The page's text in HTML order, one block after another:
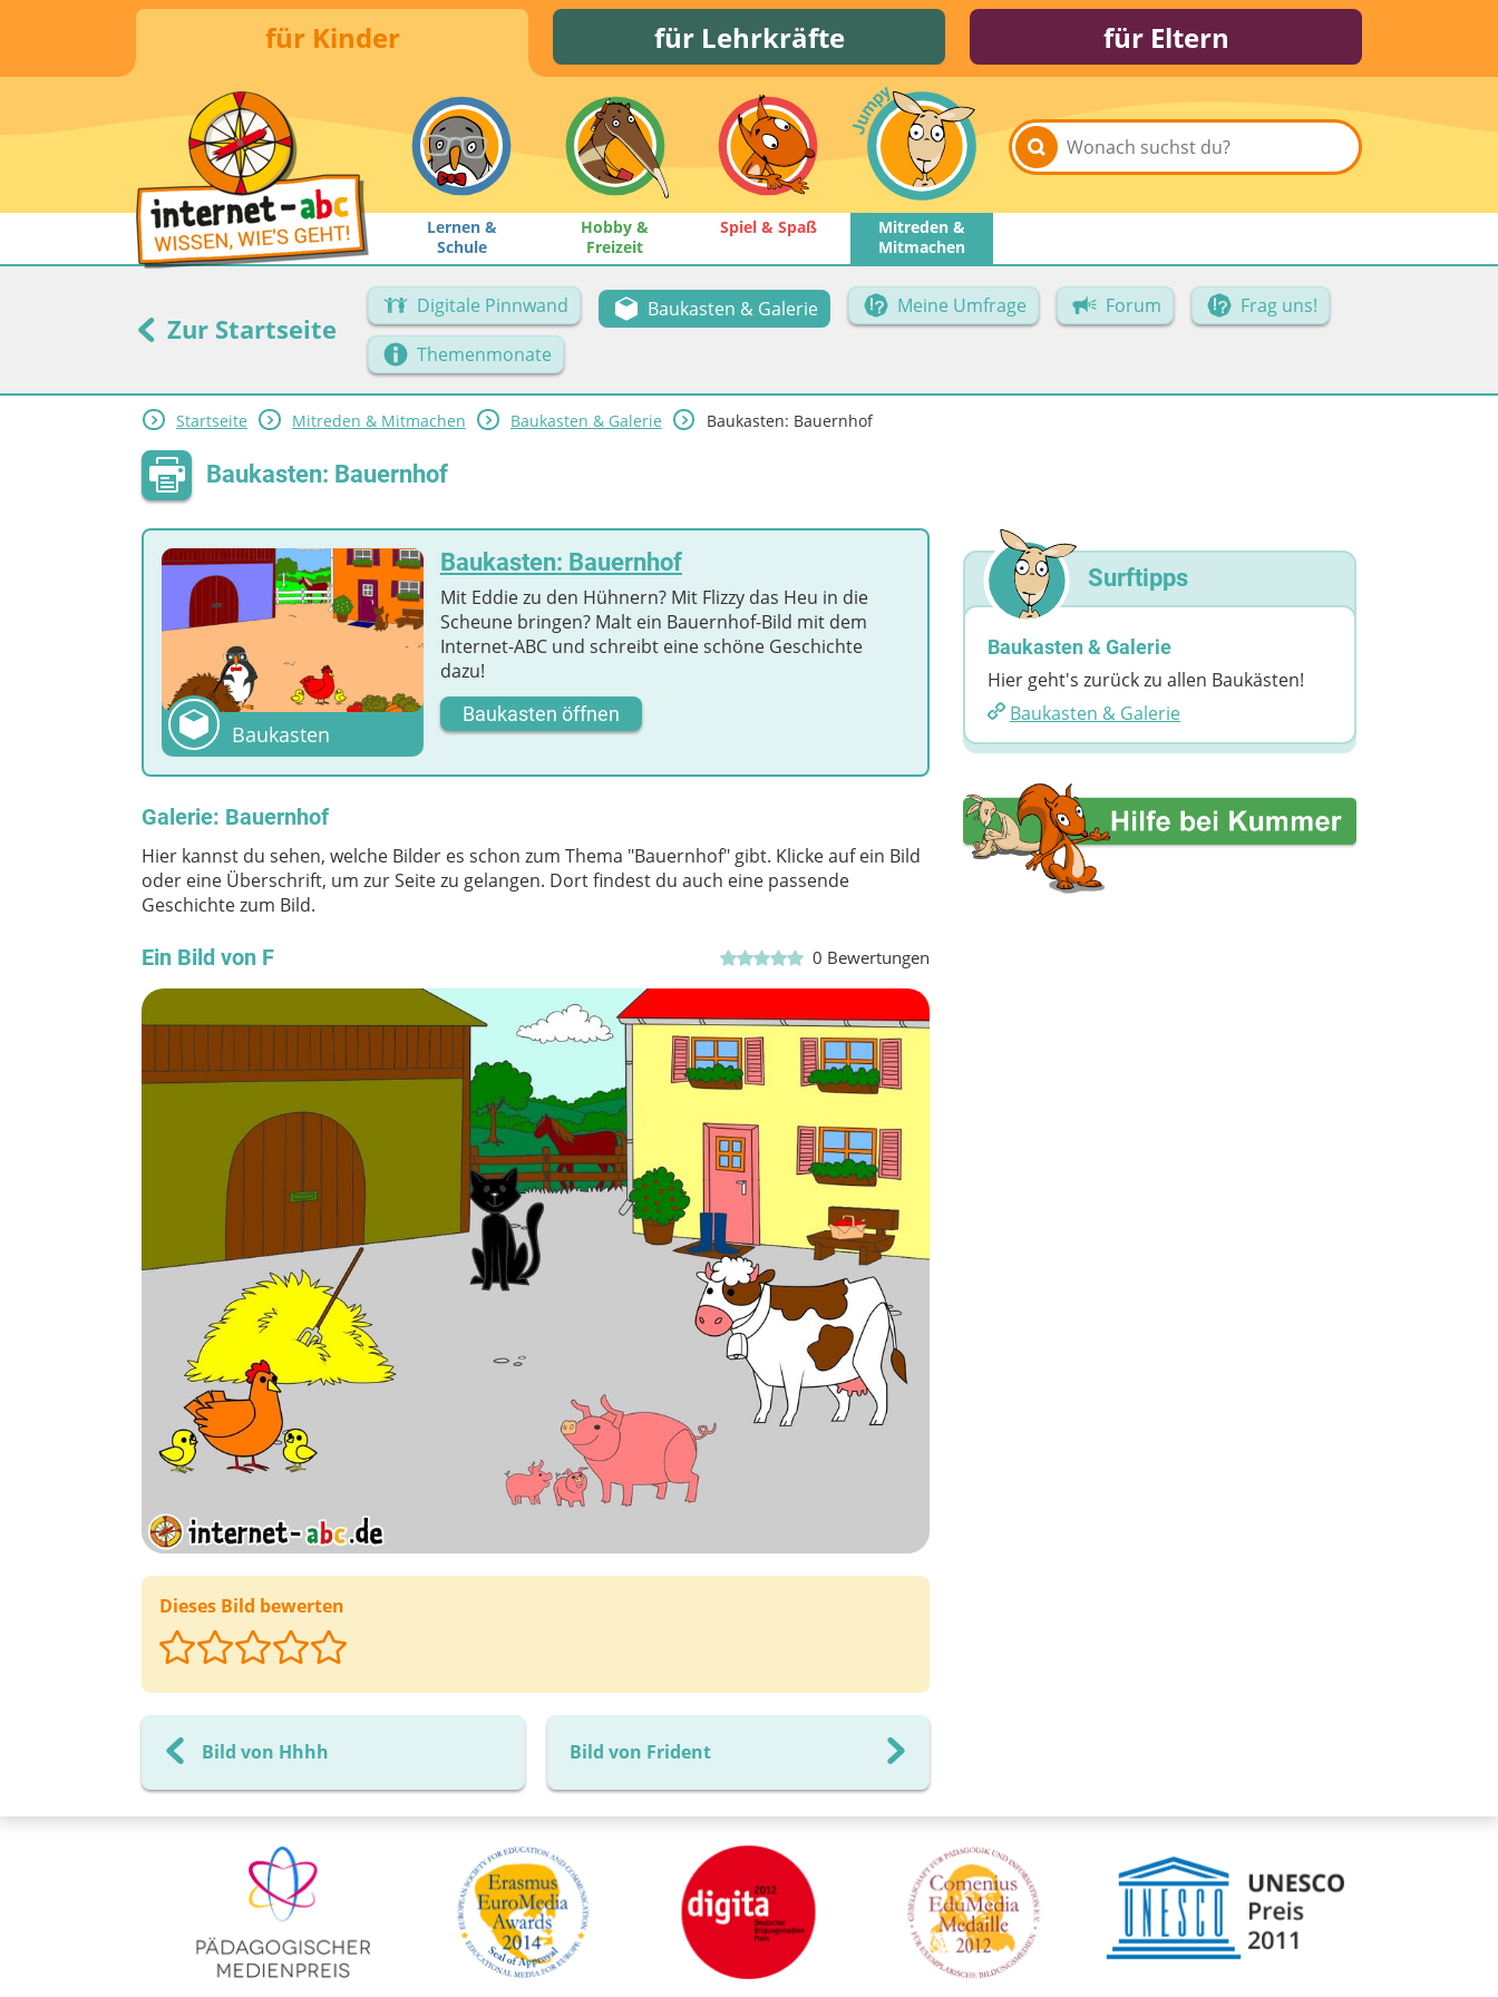
für Kinder für Lehrkräfte für Eltern
Lernen &
Schule
Hobby &
Freizeit
Spiel & Spaß
Mitreden &
Mitmachen
Zur Startseite
Digitale Pinnwand Baukasten & Galerie Meine Umfrage Forum
Frag uns!
Themenmonate
Startseite Mitreden & Mitmachen Baukasten & Galerie Baukasten: Bauernhof
Baukasten: Bauernhof
Baukasten
Baukasten: Bauernhof
Mit Eddie zu den Hühnern? Mit Flizzy das Heu in die
Scheune bringen? Malt ein Bauernhof-Bild mit dem
Internet-ABC und schreibt eine schöne Geschichte
dazu!
Baukasten öffnen
Galerie: Bauernhof
Hier kannst du sehen, welche Bilder es schon zum Thema "Bauernhof" gibt. Klicke auf ein Bild
oder eine Überschrift, um zur Seite zu gelangen. Dort findest du auch eine passende
Geschichte zum Bild.
Ein Bild von F 0 Bewertungen
Dieses Bild bewerten
Bild von Hhhh Bild von Frident
Surftipps
Baukasten & Galerie
Hier geht's zurück zu allen Baukästen!
Baukasten & Galerie